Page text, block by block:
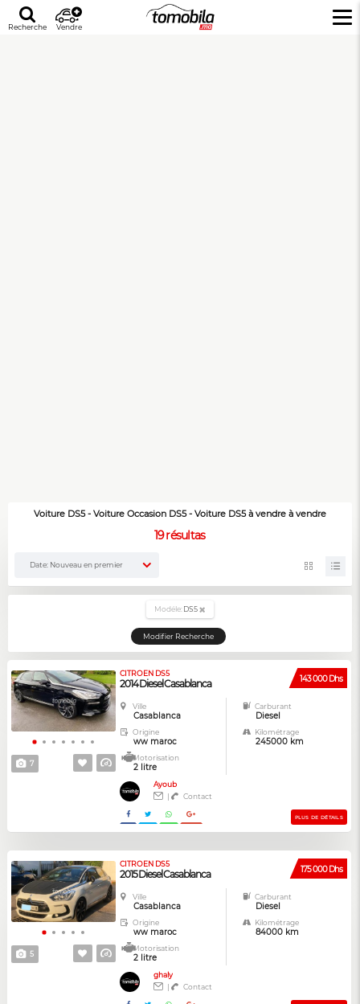
Recherche Vendre
Voiture DS5 - Voiture Occasion DS5 - Voiture DS5 à vendre à vendre
19résultas
Date: Nouveau en premier
Modéle:DS5
Modifier Recherche
7
143 000 Dhs
CITROEN DS5
2014 Diesel Casablanca
Ville
Casablanca
Carburant
Diesel
Origine
ww maroc
Kilométrage
245000 km
Motorisation
2 litre
Ayoub
|
Contact
PLUS DE DÉTAILS
5
175 000 Dhs
CITROEN DS5
2015 Diesel Casablanca
Ville
Casablanca
Carburant
Diesel
Origine
ww maroc
Kilométrage
84000 km
Motorisation
2 litre
ghaly
|
Contact